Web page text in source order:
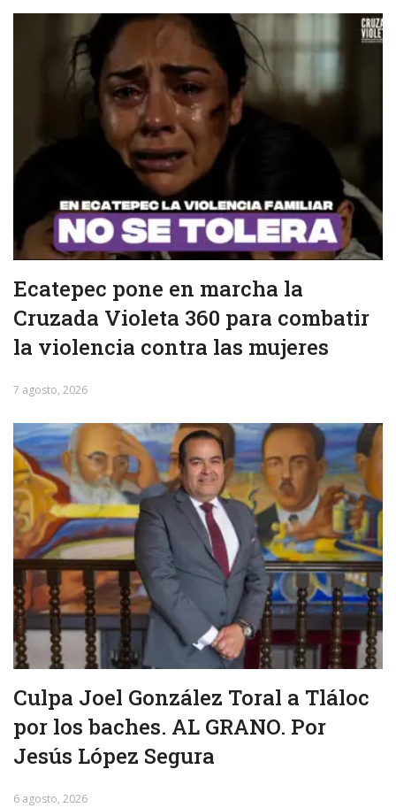
Ecatepec pone en marcha la
Cruzada Violeta 360 para combatir
la violencia contra las mujeres
7 agosto, 2026
Culpa Joel González Toral a Tláloc
por los baches. AL GRANO. Por
Jesús López Segura
6 agosto, 2026